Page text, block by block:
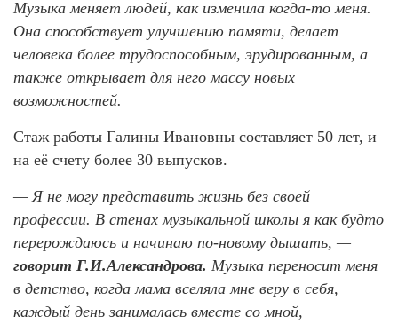
Музыка меняет людей, как изменила когда-то меня.
Она способствует улучшению памяти, делает
человека более трудоспособным, эрудированным, а
также открывает для него массу новых
возможностей.
Стаж работы Галины Ивановны составляет 50 лет, и
на её счету более 30 выпусков.
— Я не могу представить жизнь без своей
профессии. В стенах музыкальной школы я как будто
перерождаюсь и начинаю по-новому дышать, —
говорит Г.И.Александрова. Музыка переносит меня
в детство, когда мама вселяла мне веру в себя,
каждый день занималась вместе со мной,